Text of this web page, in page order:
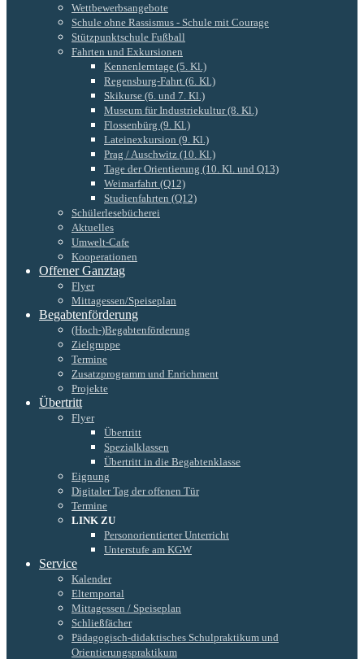
Wettbewerbsangebote
Schule ohne Rassismus - Schule mit Courage
Stützpunktschule Fußball
Fahrten und Exkursionen
Kennenlerntage (5. Kl.)
Regensburg-Fahrt (6. Kl.)
Skikurse (6. und 7. Kl.)
Museum für Industriekultur (8. Kl.)
Flossenbürg (9. Kl.)
Lateinexkursion (9. Kl.)
Prag / Auschwitz (10. Kl.)
Tage der Orientierung (10. Kl. und Q13)
Weimarfahrt (Q12)
Studienfahrten (Q12)
Schülerlesebücherei
Aktuelles
Umwelt-Cafe
Kooperationen
Offener Ganztag
Flyer
Mittagessen/Speiseplan
Begabtenförderung
(Hoch-)Begabtenförderung
Zielgruppe
Termine
Zusatzprogramm und Enrichment
Projekte
Übertritt
Flyer
Übertritt
Spezialklassen
Übertritt in die Begabtenklasse
Eignung
Digitaler Tag der offenen Tür
Termine
LINK ZU
Personorientierter Unterricht
Unterstufe am KGW
Service
Kalender
Elternportal
Mittagessen / Speiseplan
Schließfächer
Pädagogisch-didaktisches Schulpraktikum und
Orientierungspraktikum